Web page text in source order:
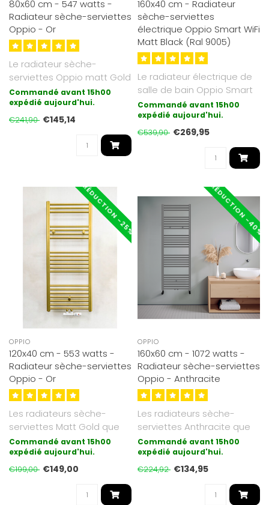
80x60 cm - 547 watts -
Radiateur sèche-serviettes
Oppio - Or
Le radiateur sèche-
serviettes Oppio matt Gold
est galvanisé et bénéficie
d'u..
Commandé avant 15h00
expédié aujourd'hui.
€241,90 €145,14
160x40 cm - Radiateur
sèche-serviettes
électrique Oppio Smart WiFi
Matt Black (Ral 9005)
Le radiateur électrique de
salle de bain Oppio Smart
Wifi avec contrôle sans f..
Commandé avant 15h00
expédié aujourd'hui.
€539,90 €269,95
RÉDUCTION -25%
OPPIO
120x40 cm - 553 watts -
Radiateur sèche-serviettes
Oppio - Or
Les radiateurs sèche-
serviettes Matt Gold que
nous proposons sont
galvanisés (..
Commandé avant 15h00
expédié aujourd'hui.
€199,00 €149,00
RÉDUCTION -40%
OPPIO
160x60 cm - 1072 watts -
Radiateur sèche-serviettes
Oppio - Anthracite
Les radiateurs sèche-
serviettes Anthracite que
nous proposons sont
galvanisés ..
Commandé avant 15h00
expédié aujourd'hui.
€224,92 €134,95